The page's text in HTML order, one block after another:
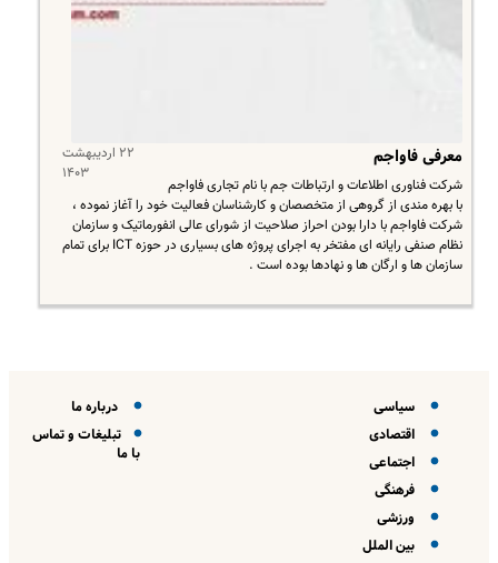
۲۲ اردیبهشت
۱۴۰۳
معرفی فاواجم
شرکت فناوری اطلاعات و ارتباطات جم با نام تجاری فاواجم
با بهره مندی از گروهی از متخصصان و کارشناسان فعالیت خود را آغاز نموده ،
شرکت فاواجم با دارا بودن احراز صلاحیت از شورای عالی انفورماتیک و سازمان
نظام صنفی رایانه ای مفتخر به اجرای پروژه های بسیاری در حوزه ICT برای تمام
سازمان ها و ارگان ها و نهادها بوده است .
سیاسی
اقتصادی
اجتماعی
فرهنگی
ورزشی
بین الملل
درباره ما
تبلیغات و تماس
با ما